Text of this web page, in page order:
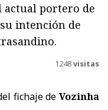
actual portero de
intención de
1248visitas
fichaje de Vozinha